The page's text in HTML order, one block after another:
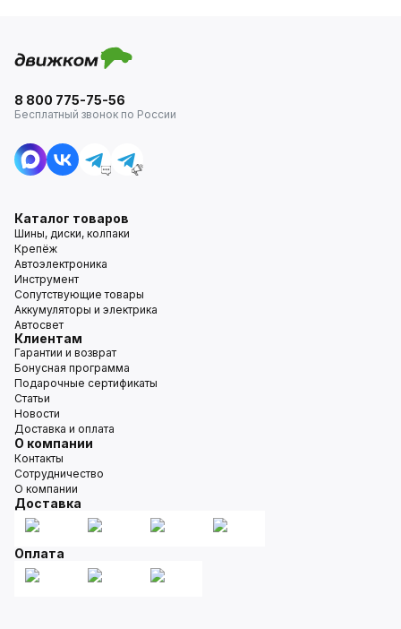
8 800 775-75-56
Бесплатный звонок по России
Каталог товаров
Шины, диски, колпаки
Крепёж
Автоэлектроника
Инструмент
Сопутствующие товары
Аккумуляторы и электрика
Автосвет
Клиентам
Гарантии и возврат
Бонусная программа
Подарочные сертификаты
Статьи
Новости
Доставка и оплата
О компании
Контакты
Сотрудничество
О компании
Доставка
Оплата